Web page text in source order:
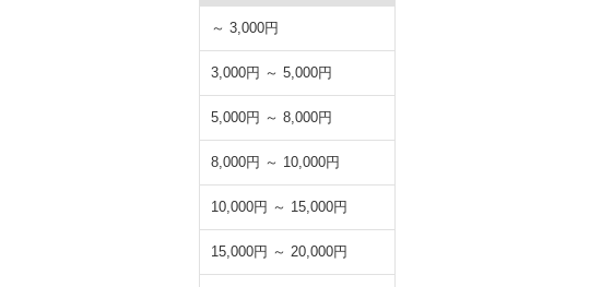
～ 3,000円
3,000円 ～ 5,000円
5,000円 ～ 8,000円
8,000円 ～ 10,000円
10,000円 ～ 15,000円
15,000円 ～ 20,000円